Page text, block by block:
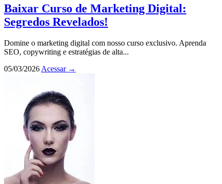
Baixar Curso de Marketing Digital:
Segredos Revelados!
Domine o marketing digital com nosso curso exclusivo. Aprenda
SEO, copywriting e estratégias de alta...
05/03/2026 Acessar →